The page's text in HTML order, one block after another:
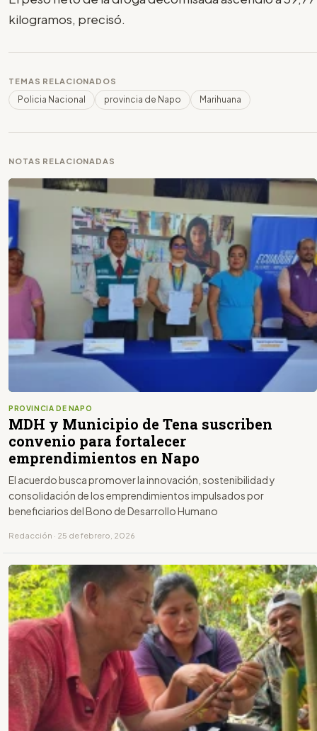
kilogramos, precisó.
TEMAS RELACIONADOS
Policia Nacional provincia de Napo Marihuana
NOTAS RELACIONADAS
PROVINCIA DE NAPO
MDH y Municipio de Tena suscriben
convenio para fortalecer
emprendimientos en Napo
El acuerdo busca promover la innovación, sostenibilidad y
consolidación de los emprendimientos impulsados por
beneficiarios del Bono de Desarrollo Humano
Redacción · 25 de febrero, 2026